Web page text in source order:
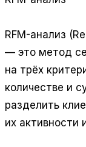
RFM-анализ
— это метод
на трёх
количестве и
разделить
их активности